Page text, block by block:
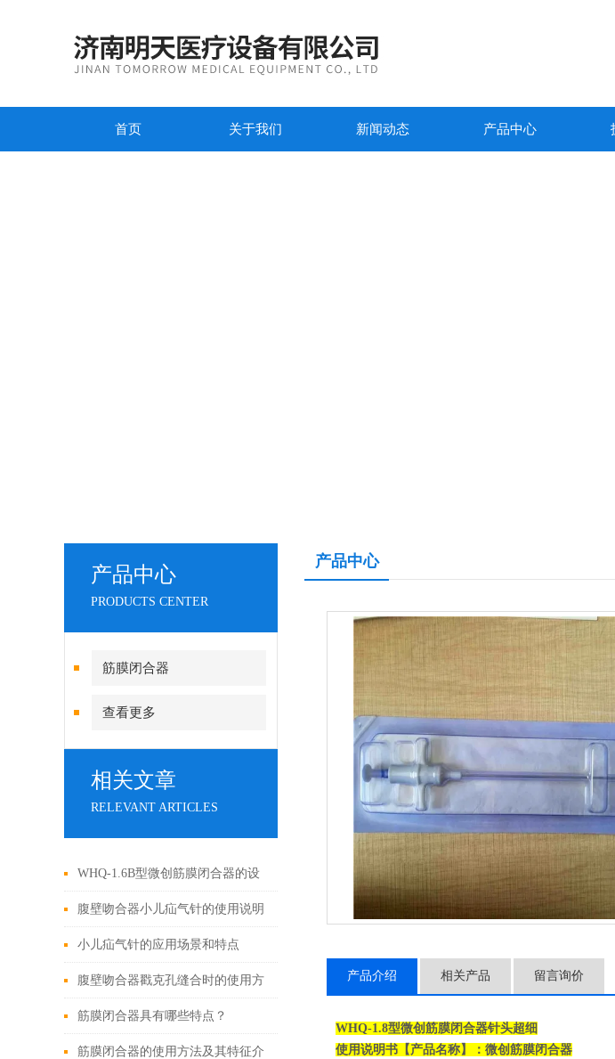
首页 关于我们 新闻动态 产品中心
产品中心
PRODUCTS CENTER
筋膜闭合器
查看更多
相关文章
RELEVANT ARTICLES
WHQ-1.6B型微创筋膜闭合器的设
计原理与应用
腹壁吻合器小儿疝气针的使用说明
小儿疝气针的应用场景和特点
腹壁吻合器戳克孔缝合时的使用方
法
筋膜闭合器具有哪些特点？
筋膜闭合器的使用方法及其特征介
产品中心
产品介绍 相关产品 留言询价
WHQ-1.8型微创筋膜闭合器针头超细
使用说明书【产品名称】： 微创筋膜闭合器